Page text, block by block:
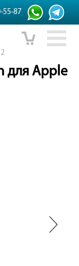
55-87
для Apple